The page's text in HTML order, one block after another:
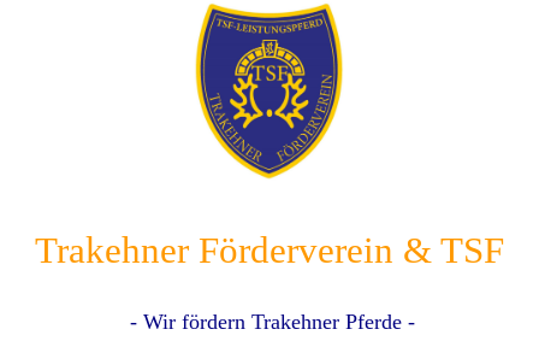
Trakehner Förderverein & TSF
- Wir fördern Trakehner Pferde -